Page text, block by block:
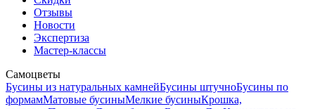
Отзывы
Новости
Экспертиза
Мастер-классы
Самоцветы
Бусины из натуральных камнейБусины штучноБусины по
формамМатовые бусиныМелкие бусиныКрошка,